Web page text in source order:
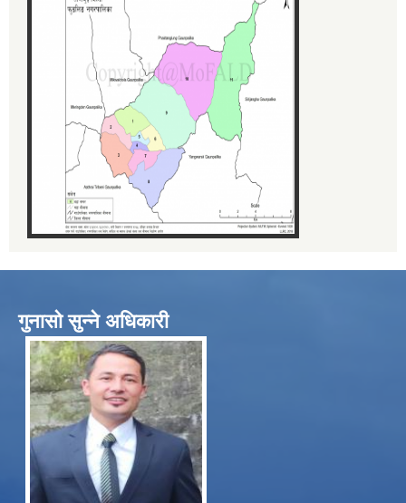
गुनासो सुन्ने अधिकारी